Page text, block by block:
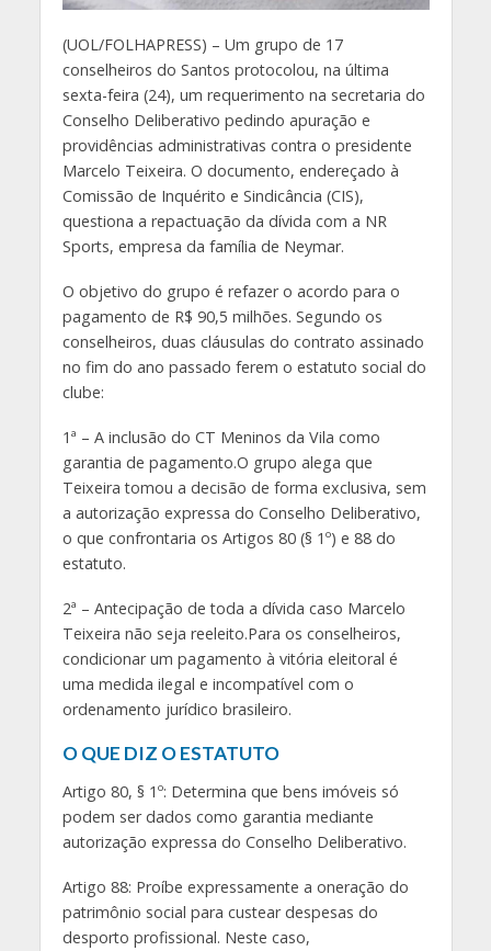
(UOL/FOLHAPRESS) – Um grupo de 17
conselheiros do Santos protocolou, na última
sexta-feira (24), um requerimento na secretaria do
Conselho Deliberativo pedindo apuração e
providências administrativas contra o presidente
Marcelo Teixeira. O documento, endereçado à
Comissão de Inquérito e Sindicância (CIS),
questiona a repactuação da dívida com a NR
Sports, empresa da família de Neymar.
O objetivo do grupo é refazer o acordo para o
pagamento de R$ 90,5 milhões. Segundo os
conselheiros, duas cláusulas do contrato assinado
no fim do ano passado ferem o estatuto social do
clube:
1ª – A inclusão do CT Meninos da Vila como
garantia de pagamento.O grupo alega que
Teixeira tomou a decisão de forma exclusiva, sem
a autorização expressa do Conselho Deliberativo,
o que confrontaria os Artigos 80 (§ 1º) e 88 do
estatuto.
2ª – Antecipação de toda a dívida caso Marcelo
Teixeira não seja reeleito.Para os conselheiros,
condicionar um pagamento à vitória eleitoral é
uma medida ilegal e incompatível com o
ordenamento jurídico brasileiro.
O QUE DIZ O ESTATUTO
Artigo 80, § 1º: Determina que bens imóveis só
podem ser dados como garantia mediante
autorização expressa do Conselho Deliberativo.
Artigo 88: Proíbe expressamente a oneração do
patrimônio social para custear despesas do
desporto profissional. Neste caso,